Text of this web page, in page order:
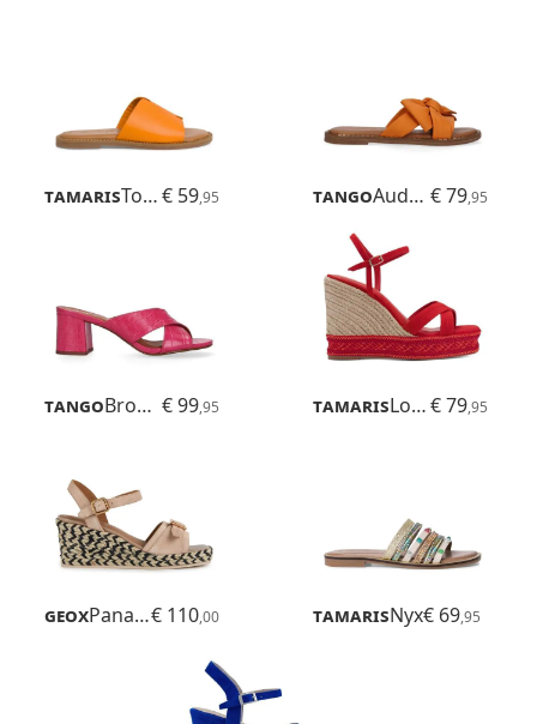
Tamaris Toffy€ 59,95 Tango Audrey € 79,95
Tango Brooklynn € 99,95 Tamaris Loriana€ 79,95
Geox Panarea€ 110,00 TamarisNyx€ 69,95